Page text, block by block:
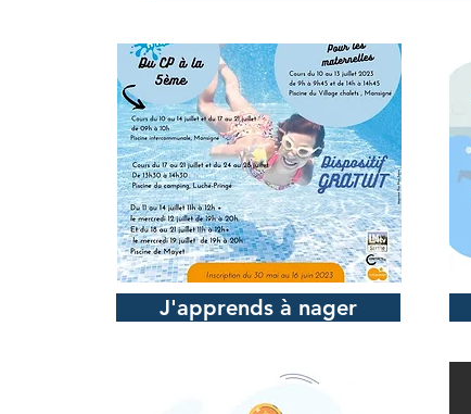
J'apprends à nager